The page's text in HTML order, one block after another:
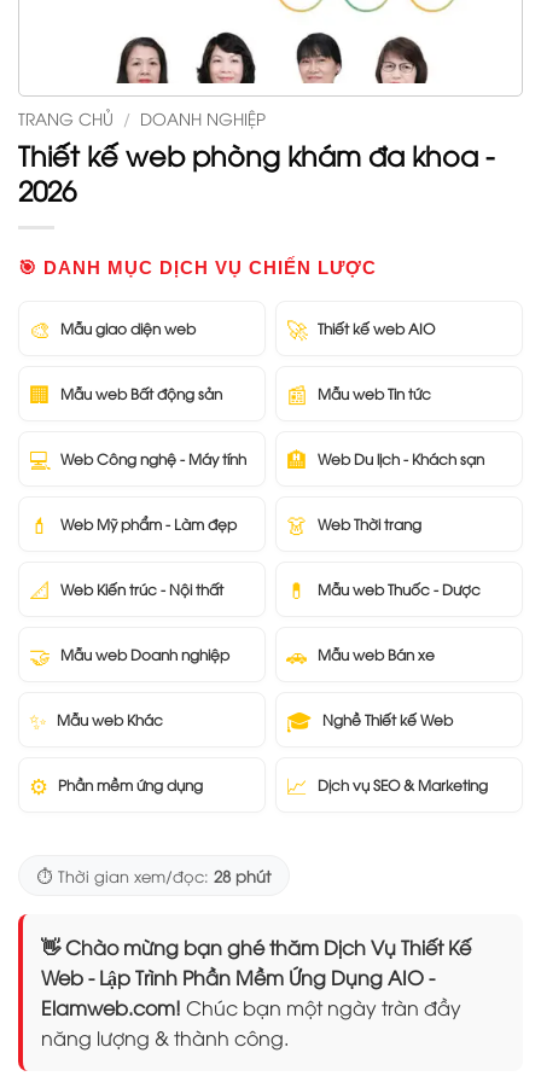
TRANG CHỦ / DOANH NGHIỆP
Thiết kế web phòng khám đa khoa -
2026
🎯 DANH MỤC DỊCH VỤ CHIẾN LƯỢC
🎨 Mẫu giao diện web 🚀 Thiết kế web AIO
🏢 Mẫu web Bất động sản 📰 Mẫu web Tin tức
💻 Web Công nghệ - Máy tính 🏨 Web Du lịch - Khách sạn
💄 Web Mỹ phẩm - Làm đẹp 👗 Web Thời trang
📐 Web Kiến trúc - Nội thất 💊 Mẫu web Thuốc - Dược
🤝 Mẫu web Doanh nghiệp 🚗 Mẫu web Bán xe
✨ Mẫu web Khác 🎓 Nghề Thiết kế Web
⚙️ Phần mềm ứng dụng 📈 Dịch vụ SEO & Marketing
⏱️ Thời gian xem/đọc: 28 phút
👋 Chào mừng bạn ghé thăm Dịch Vụ Thiết Kế
Web - Lập Trình Phần Mềm Ứng Dụng AIO -
Elamweb.com! Chúc bạn một ngày tràn đầy
năng lượng & thành công.